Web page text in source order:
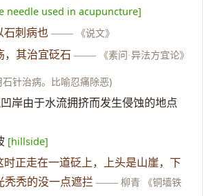
needle used in acupuncture]
石刺病也 —— 《说文》
，其治宜砭石 —— 《素问·异法方宜论》
石针治病。比喻忍痛除恶)
岸由于水流拥挤而发生侵蚀的地点
[hillside]
时正走在一道砭上，上头是山崖，下
秃秃的没一点遮拦 —— 柳青 《铜墙铁